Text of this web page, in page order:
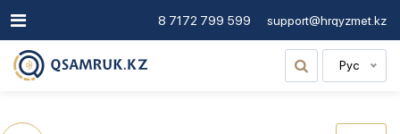
8 7172 799 599 support@hrqyzmet.kz
Рус